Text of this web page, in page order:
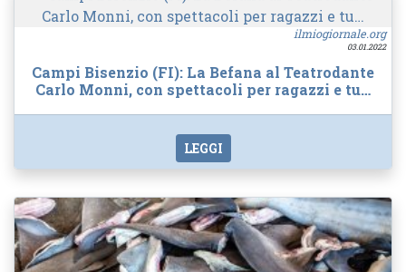
ilmiogiornale.org
03.01.2022
Campi Bisenzio (FI): La Befana al Teatrodante
Carlo Monni, con spettacoli per ragazzi e tu…
LEGGI